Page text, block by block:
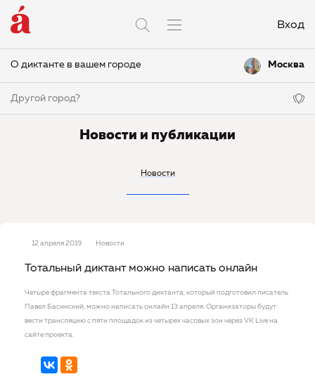
Вход
О диктанте в вашем городе Москва
Другой город?
Новости и публикации
Новости
12 апреля 2019 Новости
Тотальный диктант можно написать онлайн
Четыре фрагмента текста Тотального диктанта, который подготовил писатель
Павел Басинский, можно написать онлайн 13 апреля. Организаторы будут
вести трансляцию с пяти площадок из четырех часовых зон через VK Live на
сайте проекта.